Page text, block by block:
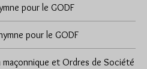
pour le GODF
pour le GODF
et Ordres de Société